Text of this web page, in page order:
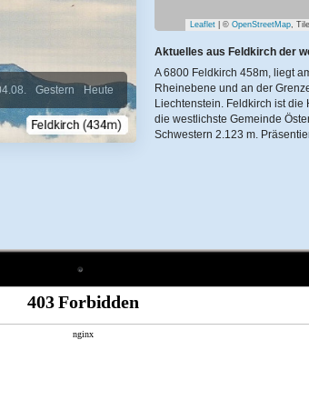
Heute
Gestern
Leaflet| © OpenStreetMap,
Aktuelles aus Feldkirch der
A 6800 Feldkirch 458m, liegt
Rheinebene und an der
Liechtenstein. Feldkirch ist die
die westlichste Gemeinde
Schwestern 2.123 m.